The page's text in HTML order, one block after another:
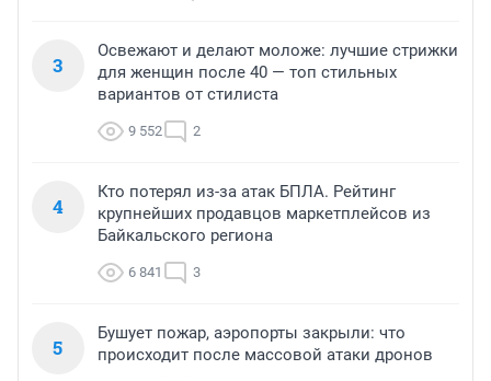
3
Освежают и делают моложе: лучшие стрижки
для женщин после 40 — топ стильных
вариантов от стилиста
9 552 2
4
Кто потерял из-за атак БПЛА. Рейтинг
крупнейших продавцов маркетплейсов из
Байкальского региона
6 841 3
5
Бушует пожар, аэропорты закрыли: что
происходит после массовой атаки дронов